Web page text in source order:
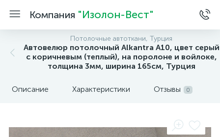
Компания "Изолон-Вест"
Потолочные автоткани, Турция
Автовелюр потолочный Alkantra A10, цвет серый
с коричневым (теплый), на поролоне и войлоке,
толщина 3мм, ширина 165см, Турция
Описание Характеристики Отзывы 0